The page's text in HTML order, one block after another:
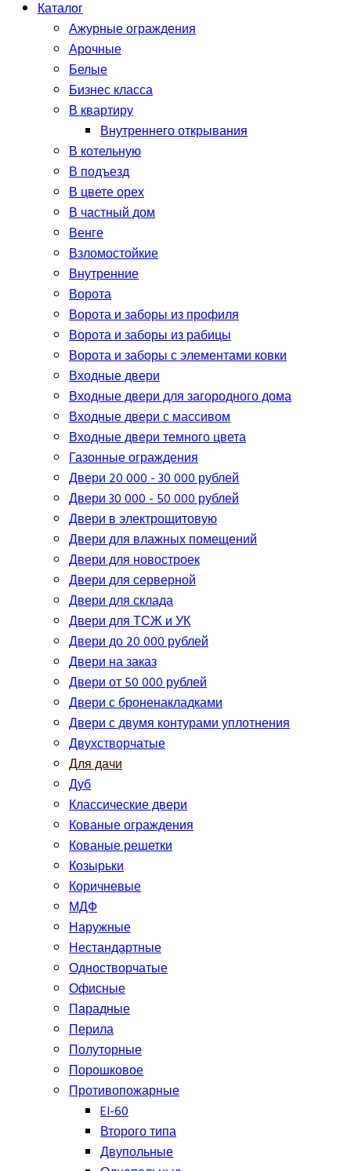
Каталог
Ажурные ограждения
Арочные
Белые
Бизнес класса
В квартиру
Внутреннего открывания
В котельную
В подъезд
В цвете орех
В частный дом
Венге
Взломостойкие
Внутренние
Ворота
Ворота и заборы из профиля
Ворота и заборы из рабицы
Ворота и заборы с элементами ковки
Входные двери
Входные двери для загородного дома
Входные двери с массивом
Входные двери темного цвета
Газонные ограждения
Двери 20 000 - 30 000 рублей
Двери 30 000 - 50 000 рублей
Двери в электрощитовую
Двери для влажных помещений
Двери для новостроек
Двери для серверной
Двери для склада
Двери для ТСЖ и УК
Двери до 20 000 рублей
Двери на заказ
Двери от 50 000 рублей
Двери с броненакладками
Двери с двумя контурами уплотнения
Двухстворчатые
Для дачи
Дуб
Классические двери
Кованые ограждения
Кованые решетки
Козырьки
Коричневые
МДФ
Наружные
Нестандартные
Одностворчатые
Офисные
Парадные
Перила
Полуторные
Порошковое
Противопожарные
EI-60
Второго типа
Двупольные